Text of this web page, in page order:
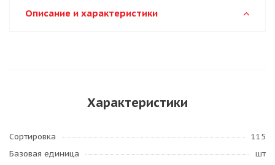
Описание и характеристики
Характеристики
Сортировка
115
Базовая единица
шт